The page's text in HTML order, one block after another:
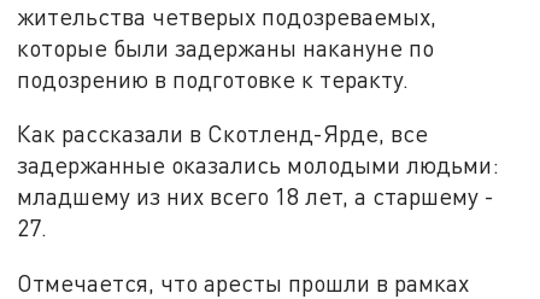
жительства четверых подозреваемых,
которые были задержаны накануне по
подозрению в подготовке к теракту.
Как рассказали в Скотленд-Ярде, все
задержанные оказались молодыми людьми:
младшему из них всего 18 лет, а старшему -
27.
Отмечается, что аресты прошли в рамках